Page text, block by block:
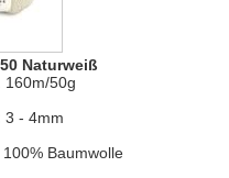
Naturweiß
160m/50g
3 - 4mm
100% Baumwolle